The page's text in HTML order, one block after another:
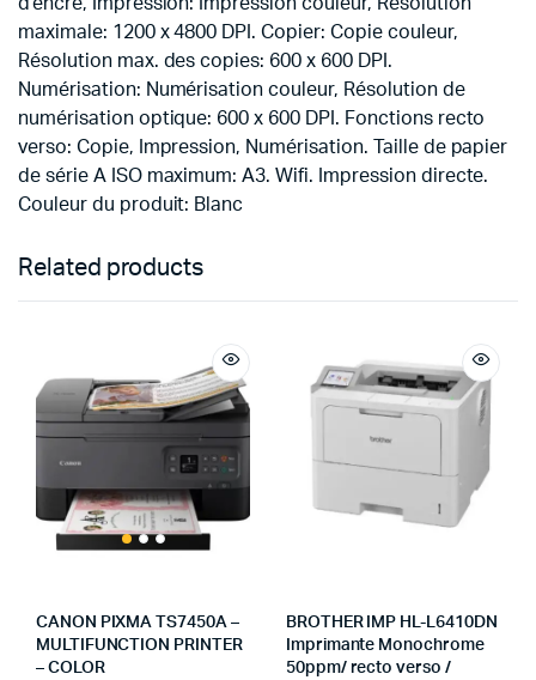
maximale: 1200 x 4800 DPI. Copier: Copie couleur,
Résolution max. des copies: 600 x 600 DPI.
Numérisation: Numérisation couleur, Résolution de
numérisation optique: 600 x 600 DPI. Fonctions recto
verso: Copie, Impression, Numérisation. Taille de papier
de série A ISO maximum: A3. Wifi. Impression directe.
Couleur du produit: Blanc
Related products
CANON PIXMA TS7450A –
MULTIFUNCTION PRINTER
– COLOR
BROTHER IMP HL-L6410DN
Imprimante Monochrome
50ppm/ recto verso /